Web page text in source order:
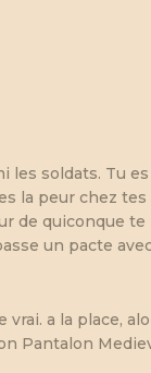
soldats. Tu
la peur chez
de quiconque te
un pacte
a la place,
Pantalon